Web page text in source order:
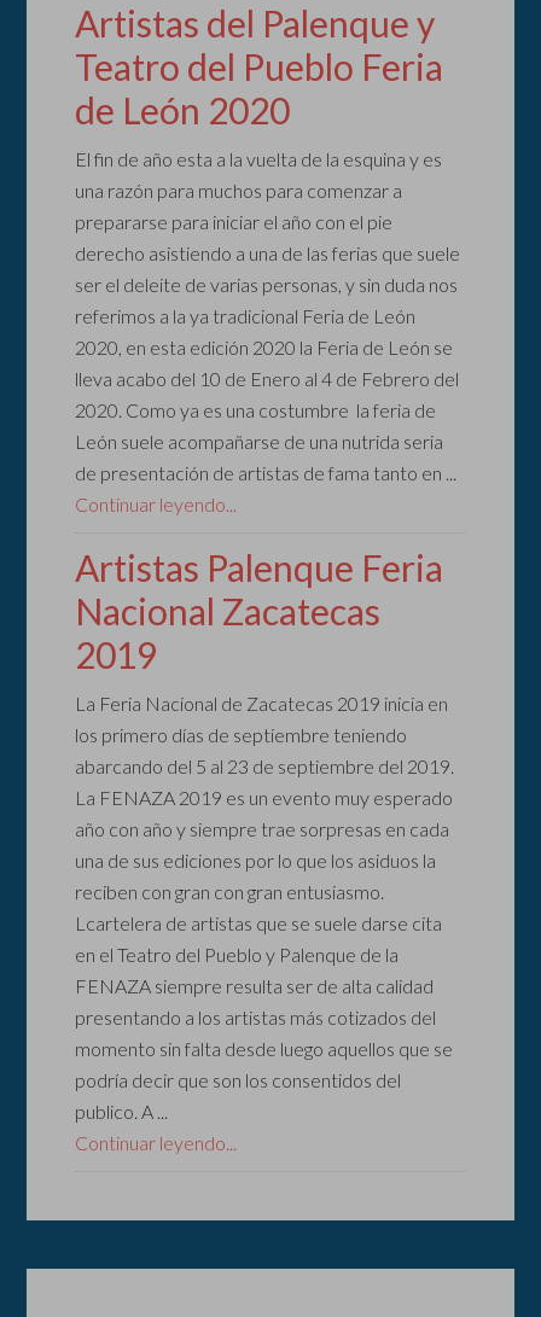
Artistas del Palenque y
Teatro del Pueblo Feria
de León 2020
El fin de año esta a la vuelta de la esquina y es
una razón para muchos para comenzar a
prepararse para iniciar el año con el pie
derecho asistiendo a una de las ferias que suele
ser el deleite de varias personas, y sin duda nos
referimos a la ya tradicional Feria de León
2020, en esta edición 2020 la Feria de León se
lleva acabo del 10 de Enero al 4 de Febrero del
2020. Como ya es una costumbre la feria de
León suele acompañarse de una nutrida seria
de presentación de artistas de fama tanto en ...
Continuar leyendo...
Artistas Palenque Feria
Nacional Zacatecas
2019
La Feria Nacional de Zacatecas 2019 inicia en
los primero días de septiembre teniendo
abarcando del 5 al 23 de septiembre del 2019.
La FENAZA 2019 es un evento muy esperado
año con año y siempre trae sorpresas en cada
una de sus ediciones por lo que los asiduos la
reciben con gran con gran entusiasmo.
Lcartelera de artistas que se suele darse cita
en el Teatro del Pueblo y Palenque de la
FENAZA siempre resulta ser de alta calidad
presentando a los artistas más cotizados del
momento sin falta desde luego aquellos que se
podría decir que son los consentidos del
publico. A ...
Continuar leyendo...